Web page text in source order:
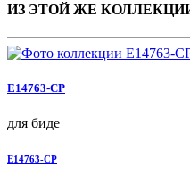
ИЗ ЭТОЙ ЖЕ
E14763-CP
для биде
E14763-CP